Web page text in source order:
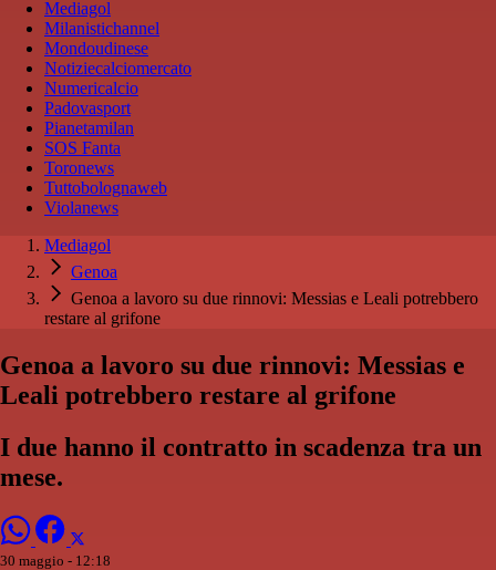
Mediagol
Milanistichannel
Mondoudinese
Notiziecalciomercato
Numericalcio
Padovasport
Pianetamilan
SOS Fanta
Toronews
Tuttobolognaweb
Violanews
Mediagol
Genoa
Genoa a lavoro su due rinnovi: Messias e Leali potrebbero
restare al grifone
Genoa a lavoro su due rinnovi: Messias e
Leali potrebbero restare al grifone
I due hanno il contratto in scadenza tra un
mese.
30 maggio - 12:18